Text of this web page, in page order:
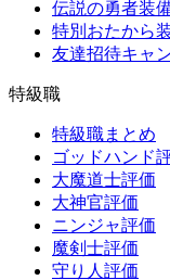
伝説の勇者装
特別おたから
友達招待キャ
特級職
特級職まとめ
ゴッドハンド
大魔道士評価
大神官評価
ニンジャ評価
魔剣士評価
守り人評価